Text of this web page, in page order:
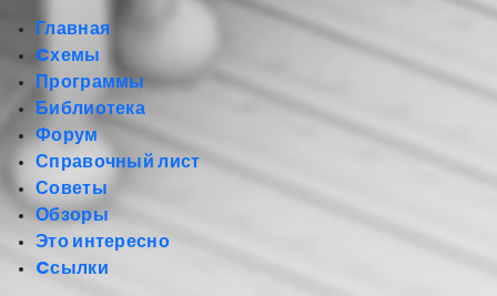
Главная
Cхемы
Программы
Библиотека
Форум
Справочный лист
Советы
Обзоры
Это интересно
Cсылки